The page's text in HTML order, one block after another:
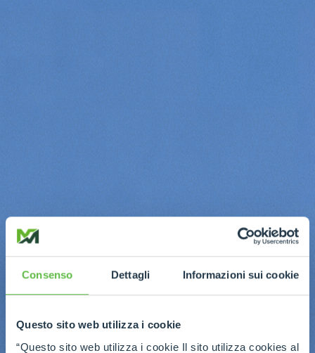
Consenso Dettagli Informazioni sui cookie
Questo sito web utilizza i cookie
“Questo sito web utilizza i cookie Il sito utilizza cookies al